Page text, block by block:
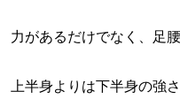
力があるだけでなく、足
上半身よりは下半身の強さ